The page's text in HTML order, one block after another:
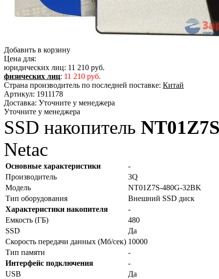
Добавить в корзину
Цена для:
юридических лиц: 11 210 руб.
физических лиц: 11 210 руб.
Страна производитель по последней поставке: Китай
Артикул: 1911178
Доставка: Уточните у менеджера
Уточните у менеджера
SSD накопитель
Netac
Основные характеристики
-
Производитель
3Q
Модель
NT01Z7S-480G-32BK
Тип оборудования
Внешний SSD диск
Характеристики накопителя
-
Емкость (ГБ)
480
SSD
Да
Скорость передачи данных (Мб/сек) 10000
Тип памяти
-
Интерфейс подключения
-
USB
Да